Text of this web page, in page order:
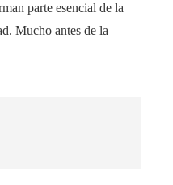
parte esencial de la
Mucho antes de la